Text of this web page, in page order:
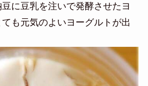
に豆乳を注いで発酵させたヨ
も元気のよいヨーグルトが出